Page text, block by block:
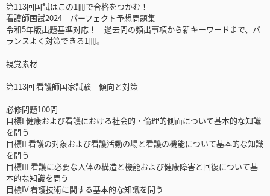
第113回国試はこの1冊で合格をつかむ！
看護師国試2024 パーフェクト予想問題集
令和5年版出題基準対応！ 過去問の頻出事項から新キーワードまで、バ
ランスよく対策できる1冊。
視覚素材
第113回 看護師国家試験 傾向と対策
必修問題100問
目標I 健康および看護における社会的・倫理的側面について基本的な知識
を問う
目標II 看護の対象および看護活動の場と看護の機能について基本的な知識
を問う
目標III 看護に必要な人体の構造と機能および健康障害と回復について基
本的な知識を問う
目標IV 看護技術に関する基本的な知識を問う